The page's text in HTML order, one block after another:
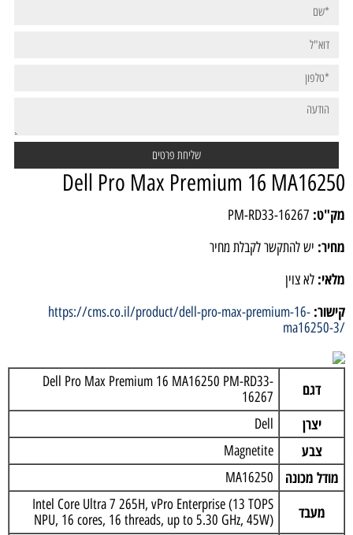
Dell Pro Max Premium 16 MA16250
מק"ט: PM-RD33-16267
מחיר: יש להתקשר לקבלת מחיר
מלאי: לא צוין
קישור: https://cms.co.il/product/dell-pro-max-premium-16-
ma16250-3/
דגם
Dell Pro Max Premium 16 MA16250 PM-RD33-
16267
יצרן Dell
צבע Magnetite
מודל מכונה MA16250
מעבד
Intel Core Ultra 7 265H, vPro Enterprise (13 TOPS
NPU, 16 cores, 16 threads, up to 5.30 GHz, 45W)